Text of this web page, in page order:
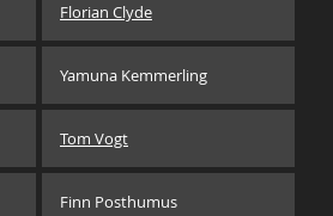
Florian Clyde
Yamuna Kemmerling
Tom Vogt
Finn Posthumus